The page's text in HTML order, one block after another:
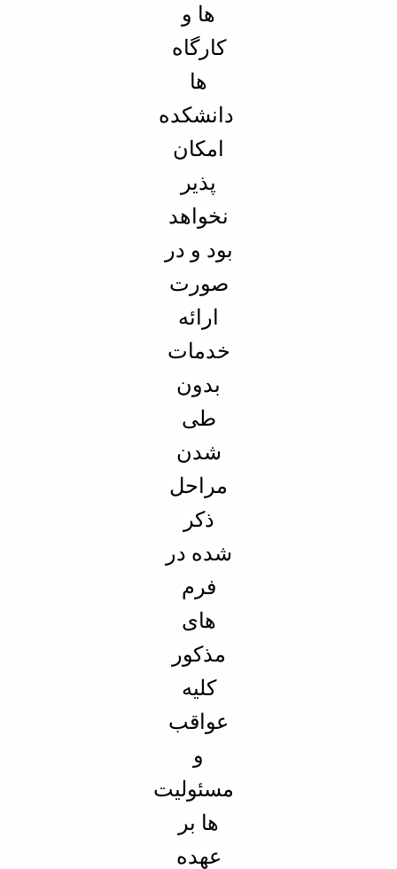
ها و
کارگاه
ها
دانشکده
امکان
پذیر
نخواهد
بود و در
صورت
ارائه
خدمات
بدون
طی
شدن
مراحل
ذکر
شده در
فرم
های
مذکور
کلیه
عواقب
و
مسئولیت
ها بر
عهده